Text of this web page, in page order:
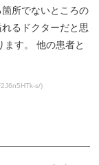
所でないところの
るドクターだと思
ます。 他の患者と
s/)